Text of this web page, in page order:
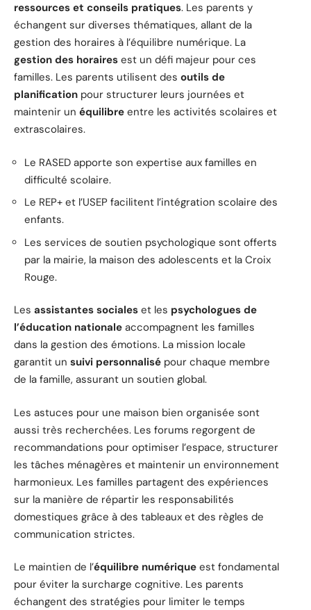
ressources et conseils pratiques. Les parents y
échangent sur diverses thématiques, allant de la
gestion des horaires à l’équilibre numérique. La
gestion des horaires est un défi majeur pour ces
familles. Les parents utilisent des outils de
planification pour structurer leurs journées et
maintenir un équilibre entre les activités scolaires et
extrascolaires.
Le RASED apporte son expertise aux familles en
difficulté scolaire.
Le REP+ et l’USEP facilitent l’intégration scolaire des
enfants.
Les services de soutien psychologique sont offerts
par la mairie, la maison des adolescents et la Croix
Rouge.
Les assistantes sociales et les psychologues de
l’éducation nationale accompagnent les familles
dans la gestion des émotions. La mission locale
garantit un suivi personnalisé pour chaque membre
de la famille, assurant un soutien global.
Les astuces pour une maison bien organisée sont
aussi très recherchées. Les forums regorgent de
recommandations pour optimiser l’espace, structurer
les tâches ménagères et maintenir un environnement
harmonieux. Les familles partagent des expériences
sur la manière de répartir les responsabilités
domestiques grâce à des tableaux et des règles de
communication strictes.
Le maintien de l’équilibre numérique est fondamental
pour éviter la surcharge cognitive. Les parents
échangent des stratégies pour limiter le temps